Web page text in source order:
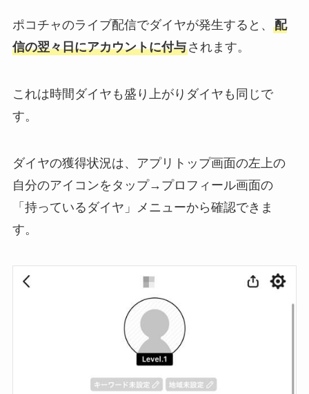
ポコチャのライブ配信でダイヤが発生すると、 配
信の翌々日にアカウントに付与されます。
これは時間ダイヤも盛り上がりダイヤも同じで
す。
ダイヤの獲得状況は、アプリトップ画面の左上の
自分のアイコンをタップ→プロフィール画面の
「持っているダイヤ」メニューから確認できま
す。